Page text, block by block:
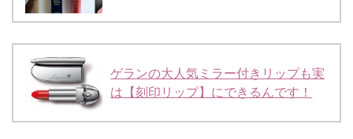
ゲランの大人気ミラー付きリップも実
は【刻印リップ】にできるんです！